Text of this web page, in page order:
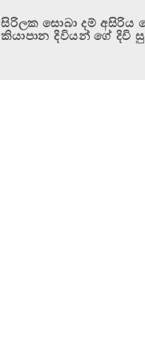
සිරිලක සොබා දම් අසිරිය
කියාපාන දිවියන් ගේ දිවි